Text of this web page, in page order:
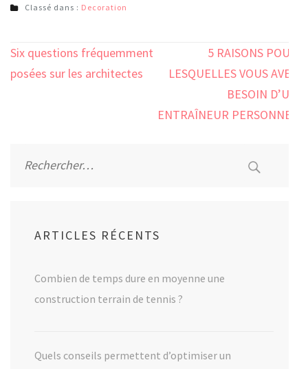
Classé dans : Decoration
Navigation
de
Six questions fréquemment
posées sur les architectes
5 RAISONS POUR
LESQUELLES VOUS AVEZ
BESOIN D’UN
ENTRAÎNEUR PERSONNEL
ARTICLES RÉCENTS
Combien de temps dure en moyenne une
construction terrain de tennis ?
Quels conseils permettent d’optimiser un